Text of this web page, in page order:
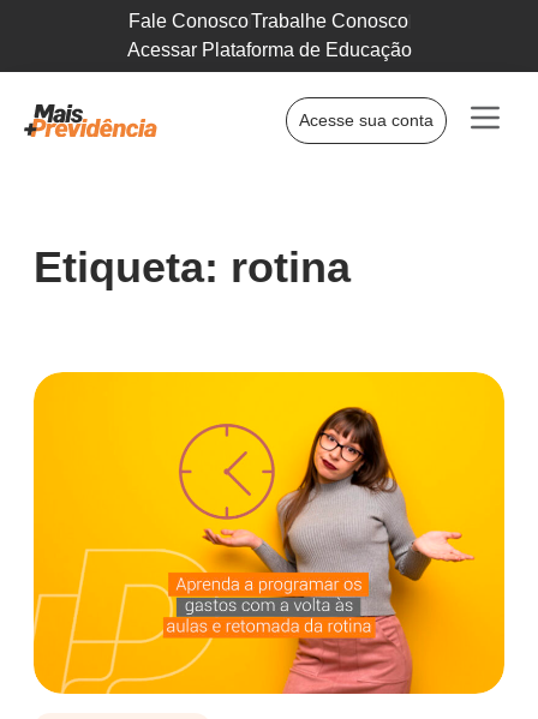
Fale ConoscoTrabalhe Conosco
Acessar Plataforma de Educação
Acesse sua conta
Etiqueta: rotina